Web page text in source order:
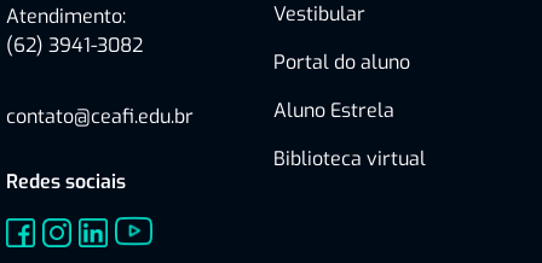
Atendimento:
(62) 3941-3082
contato@ceafi.edu.br
Redes sociais
Vestibular
Portal do aluno
Aluno Estrela
Biblioteca virtual